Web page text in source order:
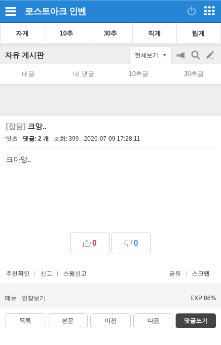
로스트아크 인벤
자게 10추 30추 직게 팁게
자유 게시판 전체보기
공
지
on/off
검
색
글
쓰
내글 내 댓글 10추글 30추글
[잡담] 크앙..
앗츠 댓글: 2 개 조회: 399 2026-07-09 17:28:11
크아앙..
0 0
추천확인 신고 스팸신고 공유 스크랩
메뉴 인장보기 EXP 86%
목록 본문 이전 다음 댓글쓰기